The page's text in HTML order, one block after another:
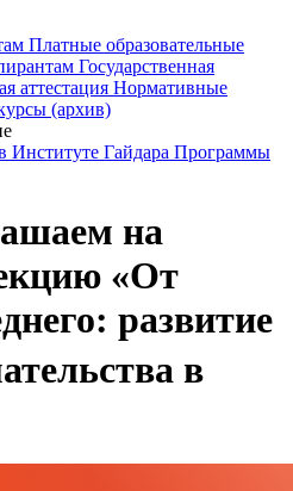
Платные образовательные
Государственная
аттестация Нормативные
(архив)
Гайдара Программы
на
«От
развитие
в